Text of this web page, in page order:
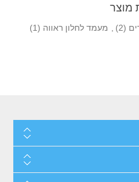
מוצר
(2) מעמד לחלון ראווה (1)